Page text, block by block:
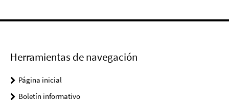
Herramientas de navegación
Página inicial
Boletín informativo